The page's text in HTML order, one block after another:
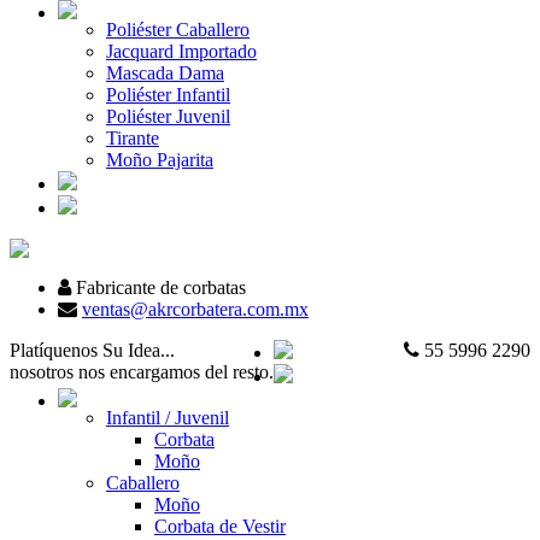
Poliéster Caballero
Jacquard Importado
Mascada Dama
Poliéster Infantil
Poliéster Juvenil
Tirante
Moño Pajarita
Fabricante de corbatas
ventas@akrcorbatera.com.mx
55 5996 2290
Platíquenos Su Idea...
nosotros nos encargamos del resto.
Infantil / Juvenil
Corbata
Moño
Caballero
Moño
Corbata de Vestir